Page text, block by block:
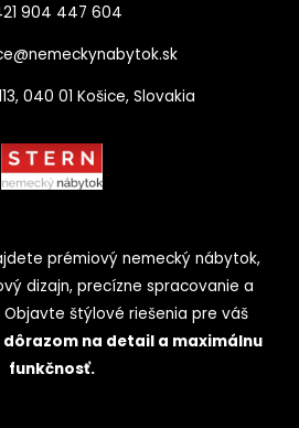
904 447 604​
040 01 Košice, Slovakia
prémiový nemecký nábytok,
dizajn, precízne spracovanie a
štýlové riešenia pre váš
na detail a maximálnu
funkčnosť.